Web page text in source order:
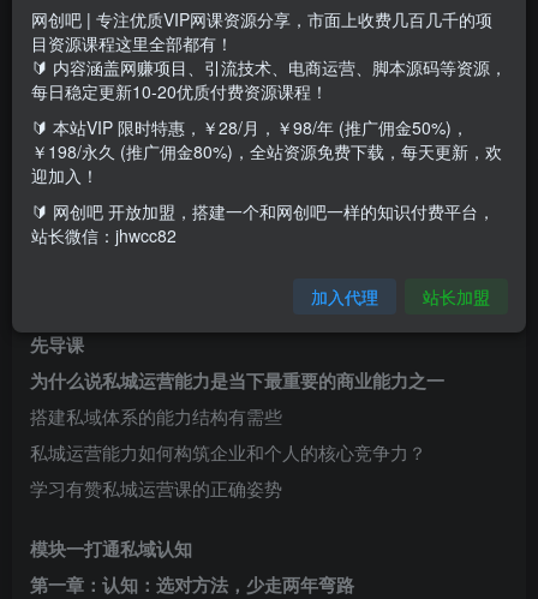
课程讲什么
3大极块+8大章节
33书视频线上学习+工具实操
先导课
为什么说私城运营能力是当下最重要的商业能力之一
搭建私域体系的能力结构有需些
私城运营能力如何构筑企业和个人的核心竞争力？
学习有赞私城运营课的正确姿势
模块一打通私域认知
第一章：认知：选对方法，少走两年弯路
网创吧 | 专注优质VIP网课资源分享，市面上收费几百几千的项
目资源课程这里全部都有！
🔰 内容涵盖网赚项目、引流技术、电商运营、脚本源码等资源，
每日稳定更新10-20优质付费资源课程！
🔰 本站VIP 限时特惠，￥28/月，￥98/年 (推广佣金50%)，
￥198/永久 (推广佣金80%)，全站资源免费下载，每天更新，欢
迎加入！
🔰 网创吧 开放加盟，搭建一个和网创吧一样的知识付费平台，
站长微信：jhwcc82
加入代理 站长加盟